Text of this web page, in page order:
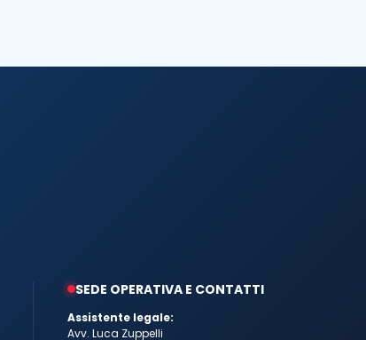
SEDE OPERATIVA E CONTATTI
Assistente legale:
Avv. Luca Zuppelli